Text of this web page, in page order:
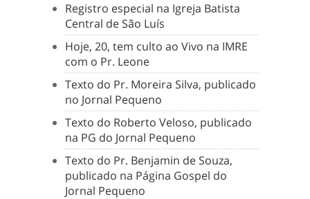
Registro especial na Igreja Batista
Central de São Luís
Hoje, 20, tem culto ao Vivo na IMRE
com o Pr. Leone
Texto do Pr. Moreira Silva, publicado
no Jornal Pequeno
Texto do Roberto Veloso, publicado
na PG do Jornal Pequeno
Texto do Pr. Benjamin de Souza,
publicado na Página Gospel do
Jornal Pequeno